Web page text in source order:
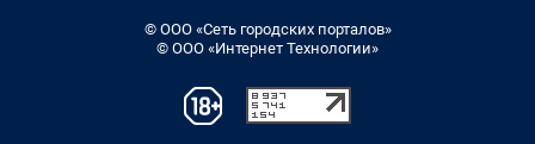
© ООО «Сеть городских порталов»
© ООО «Интернет Технологии»